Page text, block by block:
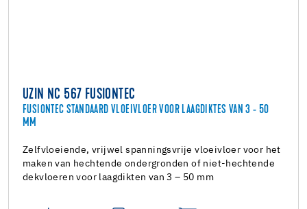
UZIN NC 567 FUSIONTEC
FUSIONTEC STANDAARD VLOEIVLOER VOOR LAAGDIKTES VAN 3 - 50
MM
Zelfvloeiende, vrijwel spanningsvrije vloeivloer voor het
maken van hechtende ondergronden of niet-hechtende
dekvloeren voor laagdikten van 3 – 50 mm